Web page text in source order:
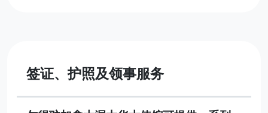
签证、护照及领事服务